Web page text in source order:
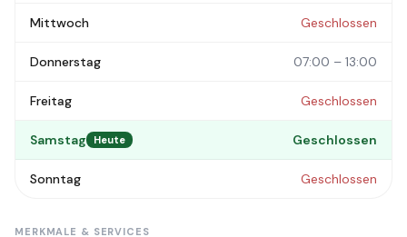
Mittwoch Geschlossen
Donnerstag 07:00 – 13:00
Freitag Geschlossen
Samstag Heute Geschlossen
Sonntag Geschlossen
MERKMALE & SERVICES